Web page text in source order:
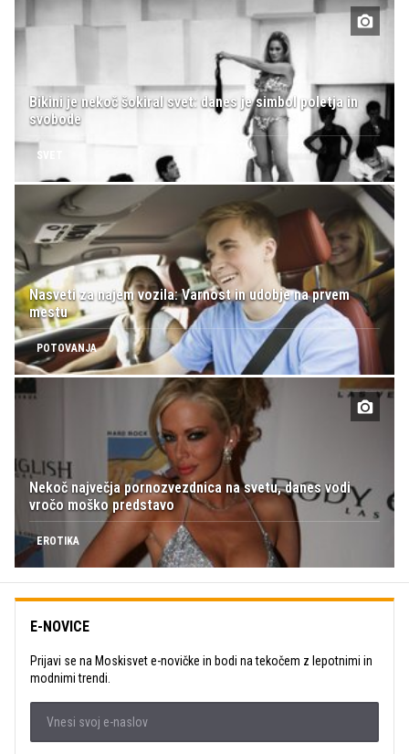
Bikini je nekoč šokiral svet: danes je simbol poletja in
svobode
SVET
Nasveti za najem vozila: Varnost in udobje na prvem
mestu
POTOVANJA
Nekoč največja pornozvezdnica na svetu, danes vodi
vročo moško predstavo
EROTIKA
E-NOVICE
Prijavi se na Moskisvet e-novičke in bodi na tekočem z lepotnimi in
modnimi trendi.